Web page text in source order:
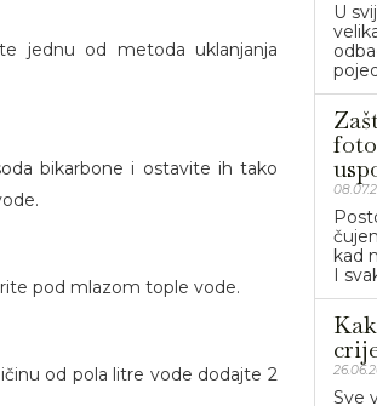
jednu od metoda uklanjanja
bikarbone i ostavite ih tako
pod mlazom tople vode.
od pola litre vode dodajte 2
U
kad
I
Sve